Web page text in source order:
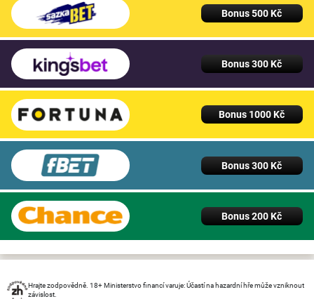
Bonus 500 Kč
Bonus 300 Kč
Bonus 1000 Kč
Bonus 300 Kč
Bonus 200 Kč
Hrajte zodpovědně. 18+ Ministerstvo financí varuje: Účastí na hazardní hře může vzniknout
závislost.